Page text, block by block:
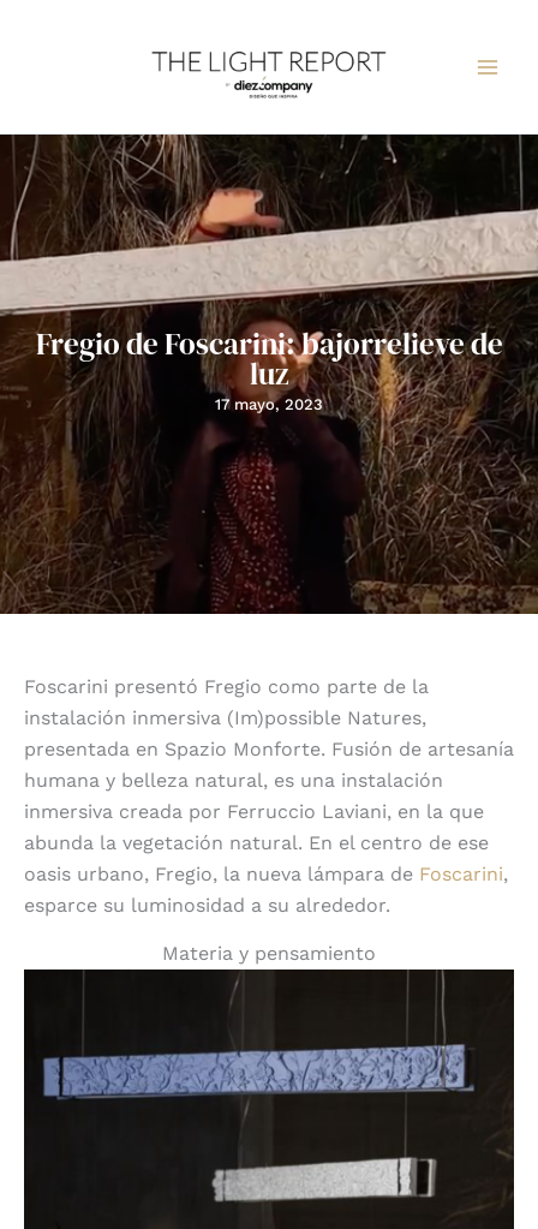
Fregio de Foscarini: bajorrelieve de
luz
17 mayo, 2023
Foscarini presentó Fregio como parte de la
instalación inmersiva (Im)possible Natures,
presentada en Spazio Monforte. Fusión de artesanía
humana y belleza natural, es una instalación
inmersiva creada por Ferruccio Laviani, en la que
abunda la vegetación natural. En el centro de ese
oasis urbano, Fregio, la nueva lámpara de Foscarini,
esparce su luminosidad a su alrededor.
Materia y pensamiento